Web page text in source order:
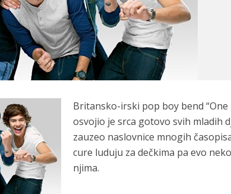
Britansko-irski pop boy bend “One
osvojio je srca gotovo svih mladih
zauzeo naslovnice mnogih
cure luduju za dečkima pa evo
njima.